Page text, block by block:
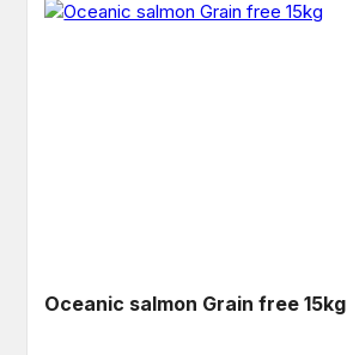
Oceanic salmon Grain free 15kg